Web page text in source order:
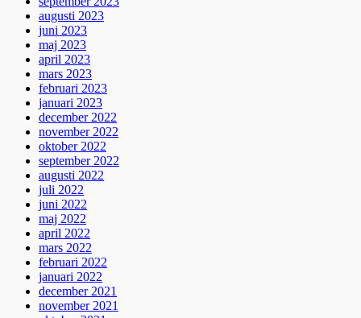
augusti 2023
juni 2023
maj 2023
april 2023
mars 2023
februari 2023
januari 2023
december 2022
november 2022
oktober 2022
september 2022
augusti 2022
juli 2022
juni 2022
maj 2022
april 2022
mars 2022
februari 2022
januari 2022
december 2021
november 2021